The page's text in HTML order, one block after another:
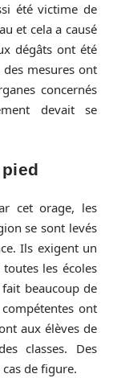
été victime de
et cela a causé
dégâts ont été
mesures ont
concernés
devait se
cet orage, les
se sont levés
Ils exigent un
les écoles
beaucoup de
ont
aux élèves de
classes. Des
de figure.